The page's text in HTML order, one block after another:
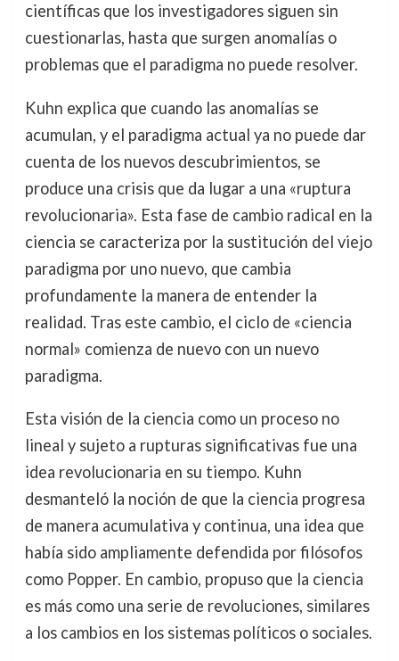
científicas que los investigadores siguen sin
cuestionarlas, hasta que surgen anomalías o
problemas que el paradigma no puede resolver.
Kuhn explica que cuando las anomalías se
acumulan, y el paradigma actual ya no puede dar
cuenta de los nuevos descubrimientos, se
produce una crisis que da lugar a una «ruptura
revolucionaria». Esta fase de cambio radical en la
ciencia se caracteriza por la sustitución del viejo
paradigma por uno nuevo, que cambia
profundamente la manera de entender la
realidad. Tras este cambio, el ciclo de «ciencia
normal» comienza de nuevo con un nuevo
paradigma.
Esta visión de la ciencia como un proceso no
lineal y sujeto a rupturas significativas fue una
idea revolucionaria en su tiempo. Kuhn
desmanteló la noción de que la ciencia progresa
de manera acumulativa y continua, una idea que
había sido ampliamente defendida por filósofos
como Popper. En cambio, propuso que la ciencia
es más como una serie de revoluciones, similares
a los cambios en los sistemas políticos o sociales.